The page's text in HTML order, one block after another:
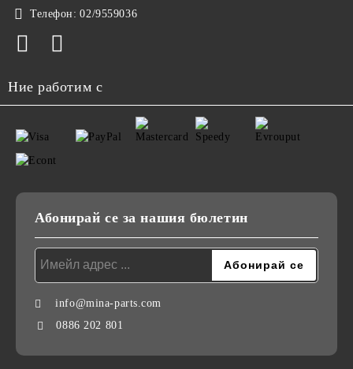
Телефон: 02/9559036
Ние работим с
Абонирай се за нашия бюлетин
info@mina-parts.com
0886 202 801